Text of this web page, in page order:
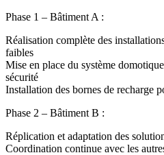
Phase 1 – Bâtiment A :
Réalisation complète des
faibles
Mise en place du système
sécurité
Installation des bornes de recharge
Phase 2 – Bâtiment B :
Réplication et adaptation des
Coordination continue avec les